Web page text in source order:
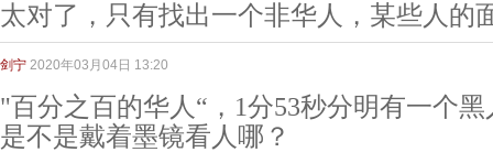
太对了，只有找出一个非华人，某些人的
剑宁 2020年03月04日 13:20
"百分之百的华人“，1分53秒分明有一个
是不是戴着墨镜看人哪？